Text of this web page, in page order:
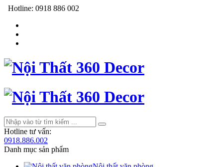
Hotline: 0918 886 002
Hotline tư vấn:
0918.886.002
Danh mục sản phẩm